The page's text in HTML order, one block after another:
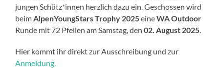
jungen Schütz*innen herzlich dazu ein. Geschossen wird
beimAlpenYoungStars Trophy 2025eineWA Outdoor
Runde mit 72 Pfeilen am Samstag, den02. August 2025.
Hier kommt ihr direkt zur Ausschreibung und zur
Anmeldung.